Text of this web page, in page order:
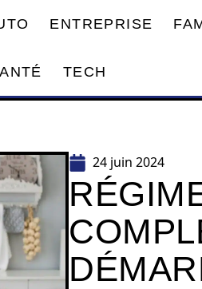
ENTREPRISE
TECH
24 juin 2024